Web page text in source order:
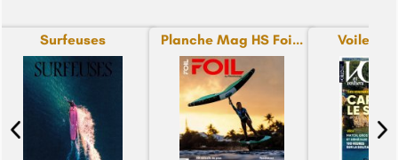
Surfeuses Planche Mag HS Foi... Voiles et